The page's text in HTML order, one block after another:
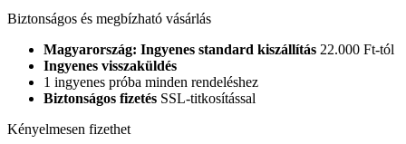
Biztonságos és megbízható vásárlás
Magyarország: Ingyenes standard kiszállítás 22.000 Ft-tól
Ingyenes visszaküldés
1 ingyenes próba minden rendeléshez
Biztonságos fizetés SSL-titkosítással
Kényelmesen fizethet